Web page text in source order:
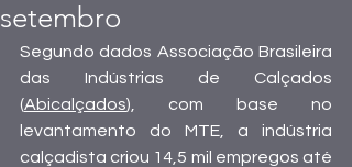
setembro
Segundo dados Associação Brasileira
das Indústrias de Calçados
(Abicalçados), com base no
levantamento do MTE, a indústria
calçadista criou 14,5 mil empregos até